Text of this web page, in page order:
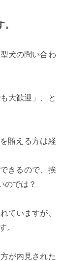
犬の問い合わ
大歓迎」、と
賄える方は経
きるので、挨
のでは？
ていますが、
。
が内見された